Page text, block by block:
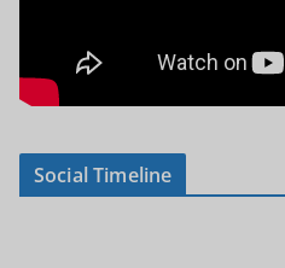
Social Timeline